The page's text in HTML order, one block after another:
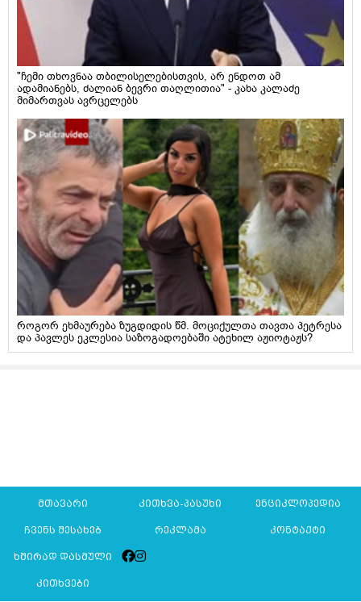
"ჩემი თხოვნაა თბილისელებისთვის, არ ენდოთ ამ
ადამიანებს, ძალიან ბევრი თაღლითია" - კახა კალაძე
მიმართვას ავრცელებს
როგორ ეხმაურება ზუგდიდის წმ. მოციქულთა თავთა პეტრესა
და პავლეს ეკლესია საზოგადოებაში ატეხილ აჟიოტაჟს?
მთავარი კითხვა-პასუხი ენციკლოპედია
ჩვენს შესახებ რეკლამა კონტაქტი
ხშირად დასმული
კითხვები